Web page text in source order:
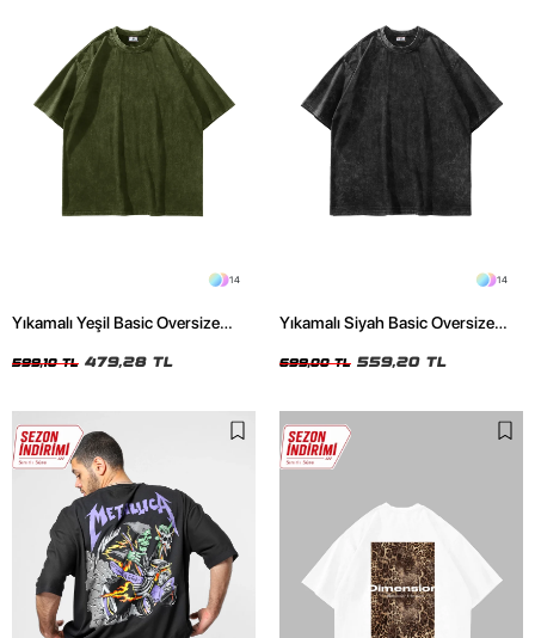
14
Yıkamalı Yeşil Basic Oversize
599,10 TL 479,28 TL
14
Yıkamalı Siyah Basic Oversize
699,00 TL 559,20 TL